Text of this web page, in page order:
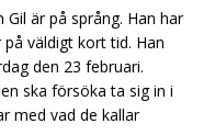
Gil är på språng. Han har
väldigt kort tid. Han
den 23 februari.
ska försöka ta sig in i
med vad de kallar